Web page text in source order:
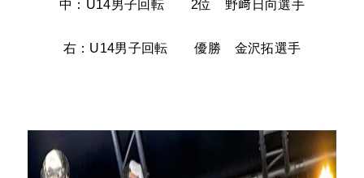
中：U14男子回転 2位 野﨑日向選手
右：U14男子回転 優勝 金沢拓選手